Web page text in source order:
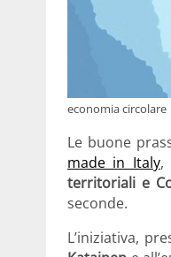
economia circolare
Le buone
made in Italy,
territoriali e
seconde.
L’iniziativa,